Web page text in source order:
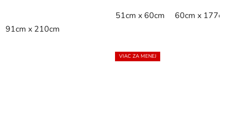
91cm x 210cm
51cm x 60cm 60cm x
VIAC ZA MENEJ